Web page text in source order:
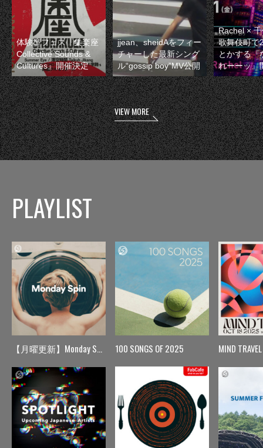
体験型フェス『集楽座
Collective Sounds &
Cultures』開催決定
jjean、sheidAをフィー
チャーした最新シング
ル“gossip boy”MV公開
Rachel ×
歌舞伎町で
とかする『
れーーッ』
VIEW MORE
PLAYLIST
【月曜更新】Monday Spin 100 SONGS OF 2025 MIND TRAVEL